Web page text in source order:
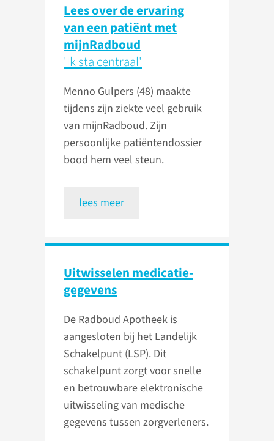
Lees over de ervaring
van een patiënt met
mijnRadboud
'Ik sta centraal'
Menno Gulpers (48) maakte
tijdens zijn ziekte veel gebruik
van mijnRadboud. Zijn
persoonlijke patiëntendossier
bood hem veel steun.
lees meer
Uitwisselen medicatie­
gegevens
De Radboud Apotheek is
aangesloten bij het Landelijk
Schakelpunt (LSP). Dit
schakelpunt zorgt voor snelle
en betrouwbare elektronische
uitwisseling van medische
gegevens tussen zorgverleners.